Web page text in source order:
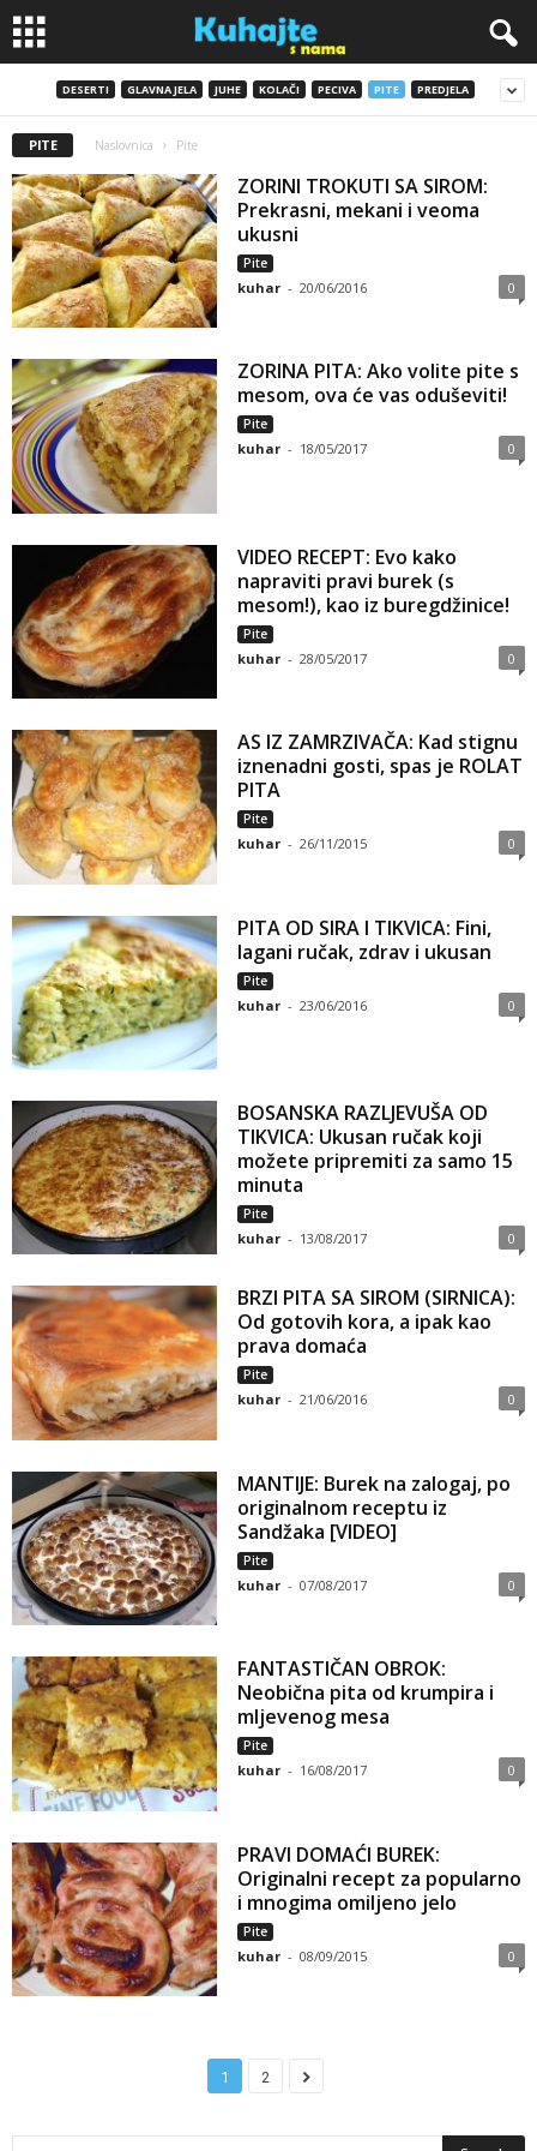
DESERTI GLAVNA JELA JUHE KOLAČI PECIVA PITE PREDJELA
PITE Naslovnica Pite
ZORINI TROKUTI SA SIROM:
Prekrasni, mekani i veoma
ukusni
Pite
kuhar - 20/06/2016 0
ZORINA PITA: Ako volite pite s
mesom, ova će vas oduševiti!
Pite
kuhar - 18/05/2017 0
VIDEO RECEPT: Evo kako
napraviti pravi burek (s
mesom!), kao iz buregdžinice!
Pite
kuhar - 28/05/2017 0
AS IZ ZAMRZIVAČA: Kad stignu
iznenadni gosti, spas je ROLAT
PITA
Pite
kuhar - 26/11/2015 0
PITA OD SIRA I TIKVICA: Fini,
lagani ručak, zdrav i ukusan
Pite
kuhar - 23/06/2016 0
BOSANSKA RAZLJEVUŠA OD
TIKVICA: Ukusan ručak koji
možete pripremiti za samo 15
minuta
Pite
kuhar - 13/08/2017 0
BRZI PITA SA SIROM (SIRNICA):
Od gotovih kora, a ipak kao
prava domaća
Pite
kuhar - 21/06/2016 0
MANTIJE: Burek na zalogaj, po
originalnom receptu iz
Sandžaka [VIDEO]
Pite
kuhar - 07/08/2017 0
FANTASTIČAN OBROK:
Neobična pita od krumpira i
mljevenog mesa
Pite
kuhar - 16/08/2017 0
PRAVI DOMAĆI BUREK:
Originalni recept za popularno
i mnogima omiljeno jelo
Pite
kuhar - 08/09/2015 0
1 2